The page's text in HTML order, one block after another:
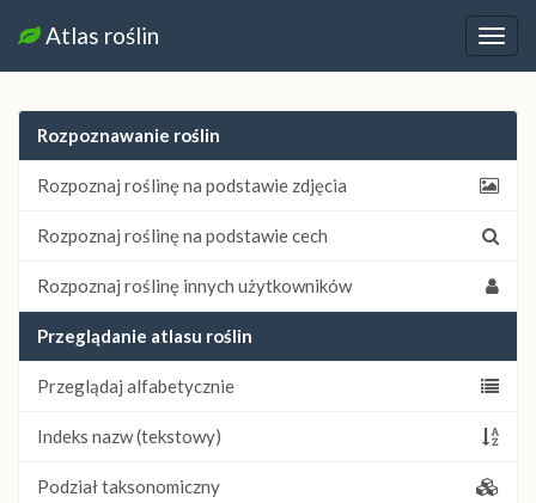
Atlas roślin
Rozpoznawanie roślin
Rozpoznaj roślinę na podstawie zdjęcia
Rozpoznaj roślinę na podstawie cech
Rozpoznaj roślinę innych użytkowników
Przeglądanie atlasu roślin
Przeglądaj alfabetycznie
Indeks nazw (tekstowy)
Podział taksonomiczny